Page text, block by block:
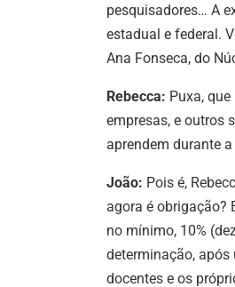
pesquisadores… A
estadual e federal.
Ana Fonseca, do
Rebecca: Puxa,
empresas, e outros
aprendem durante
João: Pois é,
agora é obrigação?
no mínimo, 10%
determinação,
docentes e os